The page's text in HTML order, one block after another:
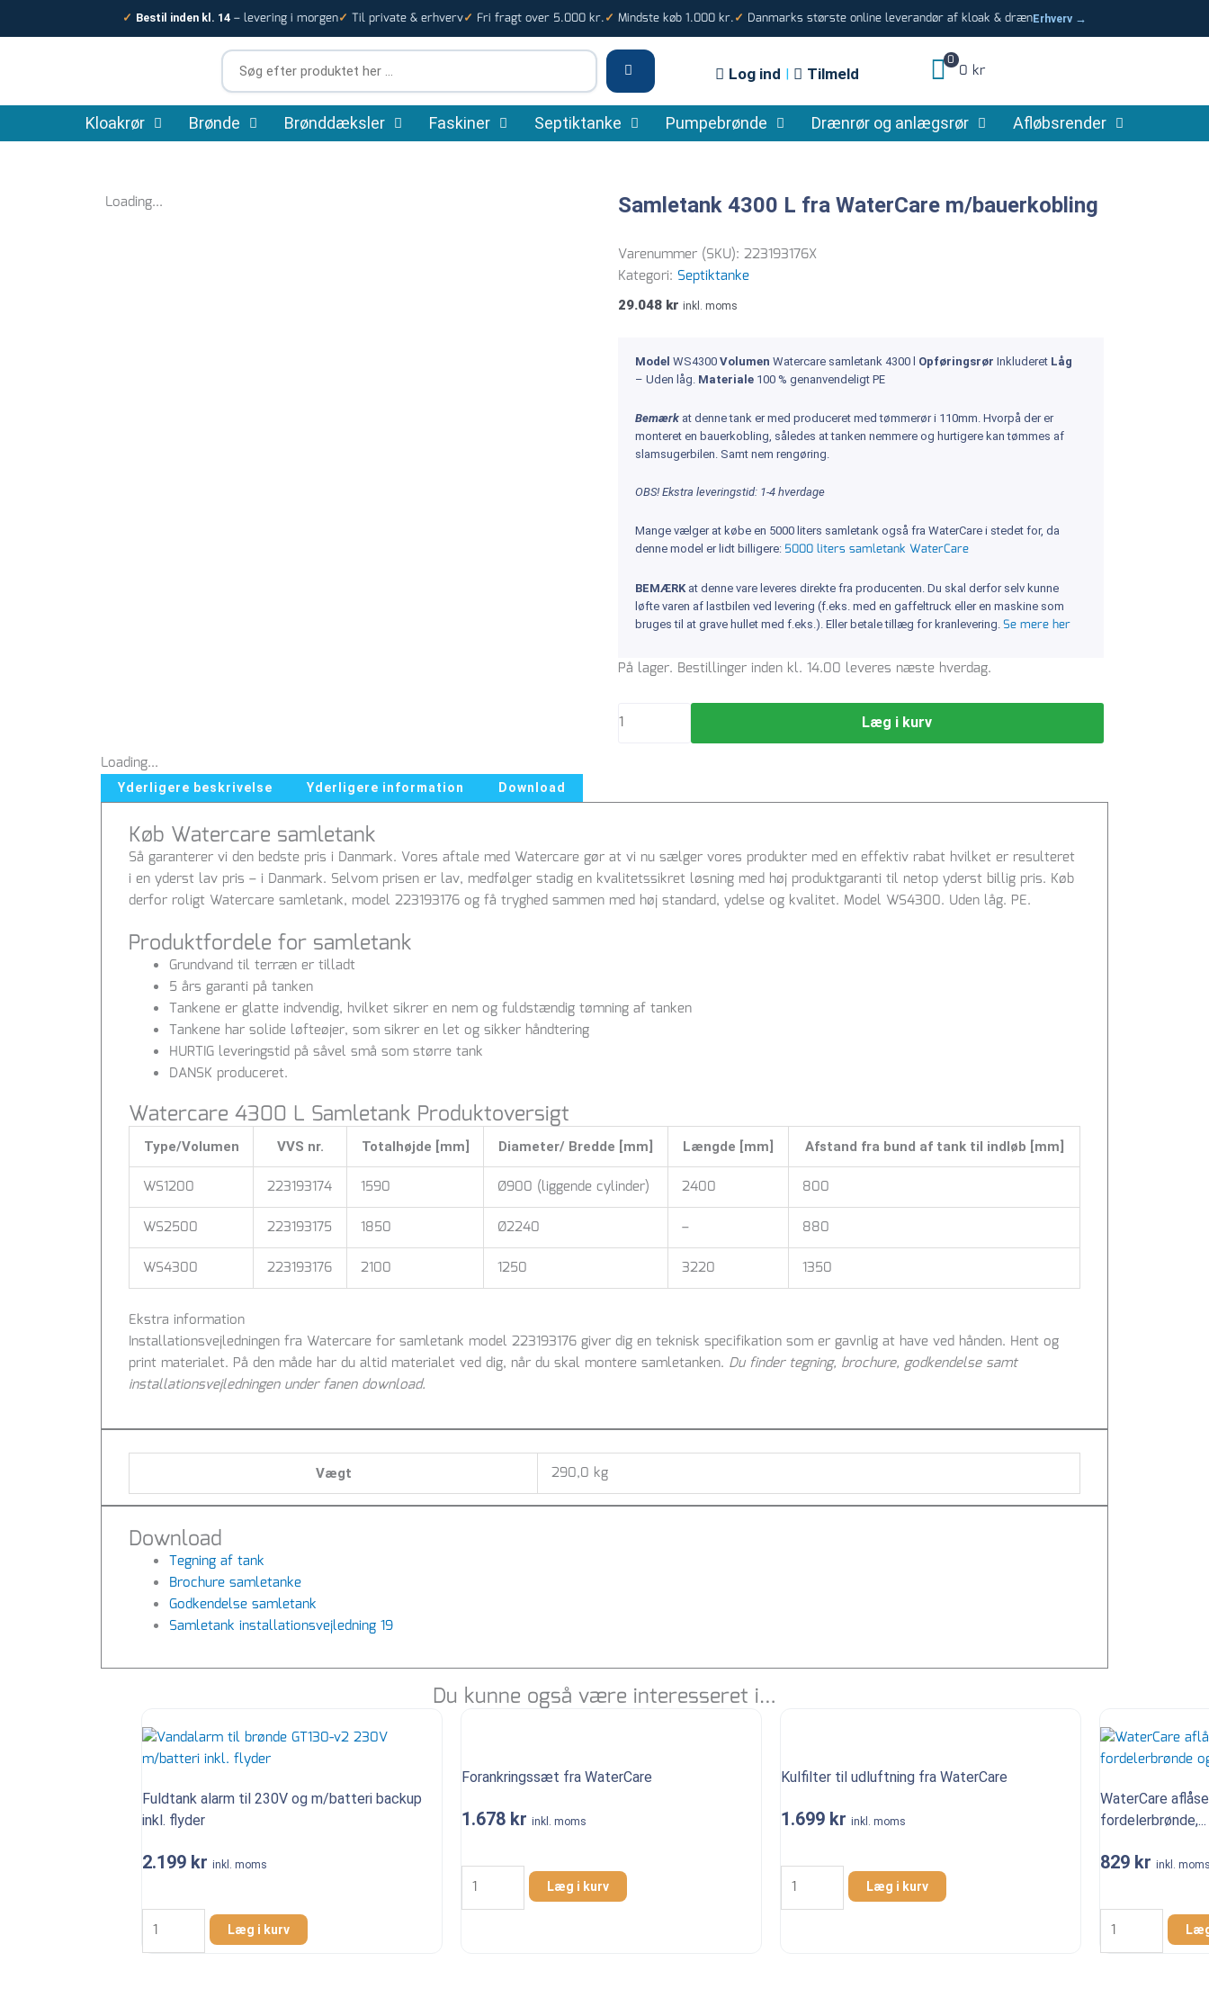
til
✓ Bestil inden kl. 14 – levering i morgen✓ Til private & erhverv✓ Fri fragt over 5.000 kr. ✓ Mindste køb 1.000 kr. ✓ Danmarks største online leverandør af kloak & drænErhverv →
Søg
efter
produktet
her
…
Log ind | Tilmeld
0
0 kr
Kloakrør Brønde Brønddæksler Faskiner Septiktanke Pumpebrønde Drænrør og anlægsrør Afløbsrender
Loading... Samletank 4300 L fra WaterCare m/bauerkobling
Varenummer (SKU): 223193176X
Kategori: Septiktanke
29.048 kr inkl. moms
Model WS4300 Volumen Watercare samletank 4300 l Opføringsrør Inkluderet Låg
– Uden låg. Materiale 100 % genanvendeligt PE
Bemærk at denne tank er med produceret med tømmerør i 110mm. Hvorpå der er
monteret en bauerkobling, således at tanken nemmere og hurtigere kan tømmes af
slamsugerbilen. Samt nem rengøring.
OBS! Ekstra leveringstid: 1-4 hverdage
Mange vælger at købe en 5000 liters samletank også fra WaterCare i stedet for, da
denne model er lidt billigere: 5000 liters samletank WaterCare
BEMÆRK at denne vare leveres direkte fra producenten. Du skal derfor selv kunne
løfte varen af lastbilen ved levering (f.eks. med en gaffeltruck eller en maskine som
bruges til at grave hullet med f.eks.). Eller betale tillæg for kranlevering. Se mere her
På lager. Bestillinger inden kl. 14.00 leveres næste hverdag.
Samletank
fra
antal
Læg i kurv
Loading...
Yderligere beskrivelse Yderligere information Download
Køb Watercare samletank
Så garanterer vi den bedste pris i Danmark. Vores aftale med Watercare gør at vi nu sælger vores produkter med en effektiv rabat hvilket er resulteret
i en yderst lav pris – i Danmark. Selvom prisen er lav, medfølger stadig en kvalitetssikret løsning med høj produktgaranti til netop yderst billig pris. Køb
derfor roligt Watercare samletank, model 223193176 og få tryghed sammen med høj standard, ydelse og kvalitet. Model WS4300. Uden låg. PE.
Produktfordele for samletank
Grundvand til terræn er tilladt
5 års garanti på tanken
Tankene er glatte indvendig, hvilket sikrer en nem og fuldstændig tømning af tanken
Tankene har solide løfteøjer, som sikrer en let og sikker håndtering
HURTIG leveringstid på såvel små som større tank
DANSK produceret.
Watercare 4300 L Samletank Produktoversigt
Type/Volumen VVS nr. Totalhøjde [mm] Diameter/ Bredde [mm] Længde [mm] Afstand fra bund af tank til indløb [mm]
WS1200 223193174 1590 Ø900 (liggende cylinder) 2400
800
WS2500
223193175 1850 Ø2240 –
880
WS4300
223193176 2100 1250 3220 1350
Ekstra information
Installationsvejledningen fra Watercare for samletank model 223193176 giver dig en teknisk specifikation som er gavnlig at have ved hånden. Hent og
print materialet. På den måde har du altid materialet ved dig, når du skal montere samletanken. Du finder tegning, brochure, godkendelse samt
installationsvejledningen under fanen download.
Vægt 290,0 kg
Download
Tegning af tank
Brochure samletanke
Godkendelse samletank
Samletank installationsvejledning 19
Du kunne også være interesseret i…
Fuldtank alarm til 230V og m/batteri backup
inkl. flyder
2.199 kr inkl. moms
Fuldtank
alarm
til
Læg i kurv
Forankringssæt fra WaterCare
1.678 kr inkl. moms
Forankringssæt
fra
WaterCare
Læg i kurv
Kulfilter til udluftning fra WaterCare
1.699 kr inkl. moms
Kulfilter
til
udluftning
Læg i kurv
WaterCare
fordelerbrønde,...
829 kr inkl.
WaterCare
aflåseligt
PE-